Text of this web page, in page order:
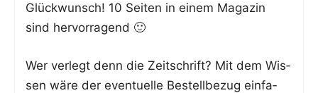
Glück­wunsch! 10 Sei­ten in einem Maga­zin
sind hervorragend 🙂
Wer ver­legt denn die Zeit­schrift? Mit dem Wis­
sen wäre der even­tu­el­le Bestell­be­zug ein­fa­